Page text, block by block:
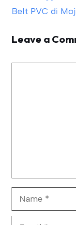
Belt PVC di
Leave a